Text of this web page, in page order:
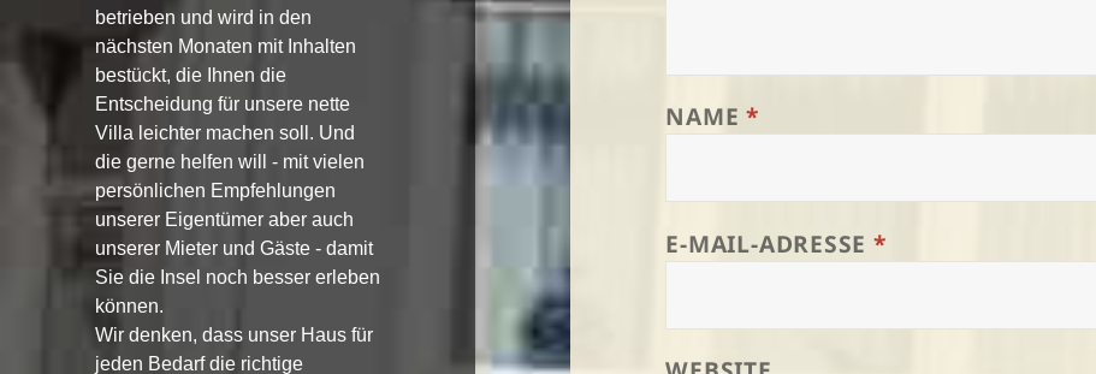
betrieben und wird in den
nächsten Monaten mit Inhalten
bestückt, die Ihnen die
Entscheidung für unsere nette
Villa leichter machen soll. Und
die gerne helfen will - mit vielen
persönlichen Empfehlungen
unserer Eigentümer aber auch
unserer Mieter und Gäste - damit
Sie die Insel noch besser erleben
können.
Wir denken, dass unser Haus für
jeden Bedarf die richtige
NAME*
E-MAIL-ADRESSE *